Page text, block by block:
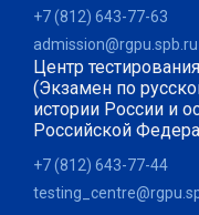
+7 (812) 643-77-63
admission@rgpu.spb.ru
Центр тестирования
(Экзамен по
истории России и
Российской
+7 (812) 643-77-44